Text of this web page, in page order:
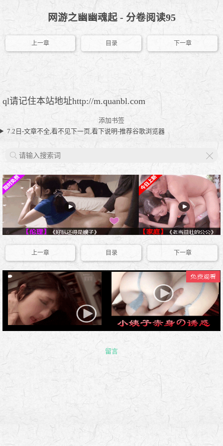
网游之幽幽魂起 - 分卷阅读95
上一章 目录 下一章
ql请记住本站地址http://m.quanbl.com
添加书签
7.2日-文章不全,看不见下一页,看下说明-推荐谷歌浏览器
上一章 目录 下一章
留言